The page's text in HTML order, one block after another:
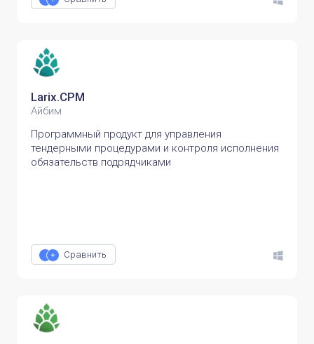
Larix.CPM
Айбим
Программный продукт для управления
тендерными процедурами и контроля исполнения
обязательств подрядчиками
Сравнить